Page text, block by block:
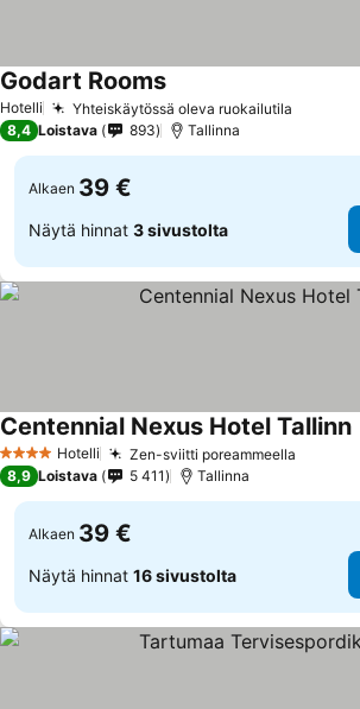
Hotelli Yhteiskäytössä oleva ruokailutila
Godart Rooms
8,4 Loistava 893 Tallinna
Alkaen 39 €
Näytä hinnat 3 sivustolta
4 Tähtiluokitus
Hotelli Zen-sviitti poreammeella
Centennial Nexus Hotel Tallinn
8,9 Loistava 5 411 Tallinna
Alkaen 39 €
Näytä hinnat 16 sivustolta